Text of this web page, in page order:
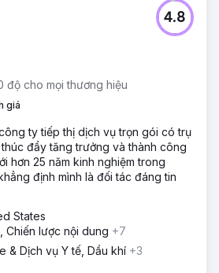
độ cho mọi thương hiệu
giá
4.8
ty tiếp thị dịch vụ trọn gói có trụ
đẩy tăng trưởng và thành công
hơn 25 năm kinh nghiệm trong
định mình là đối tác đáng tin
States
Chiến lược nội dung +7
& Dịch vụ Y tế, Dầu khí +3